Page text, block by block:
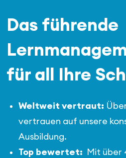
Das führende
für all Ihre
Weltweit vertraut:
vertrauen auf unsere
Ausbildung.
Top bewertet: Mit über